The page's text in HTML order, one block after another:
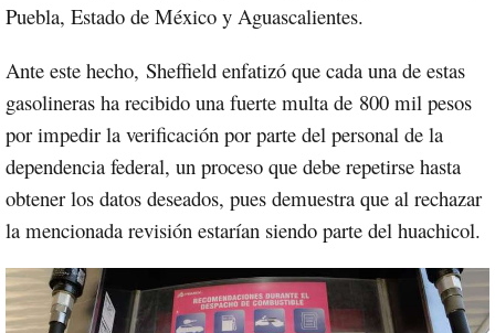
Puebla, Estado de México y Aguascalientes.
Ante este hecho, Sheffield enfatizó que cada una de estas
gasolineras ha recibido una fuerte multa de 800 mil pesos
por impedir la verificación por parte del personal de la
dependencia federal, un proceso que debe repetirse hasta
obtener los datos deseados, pues demuestra que al rechazar
la mencionada revisión estarían siendo parte del huachicol.